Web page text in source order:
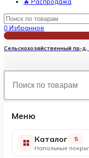
🔥 Распродажа
0 Избранное
Сельскохозяйственный пр-д,
Меню
Каталог
5
Напольные